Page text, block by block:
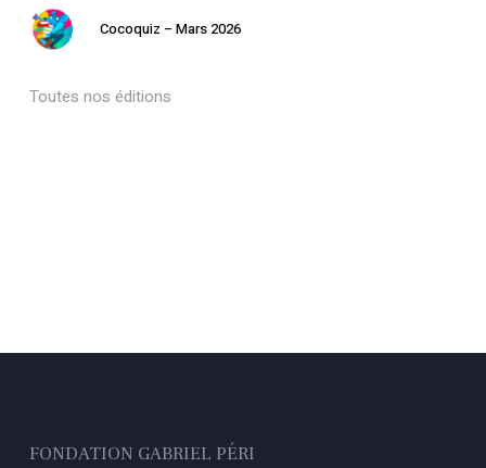
librairie
Cocoquiz – Mars 2026
Toutes nos éditions
FONDATION GABRIEL PÉRI